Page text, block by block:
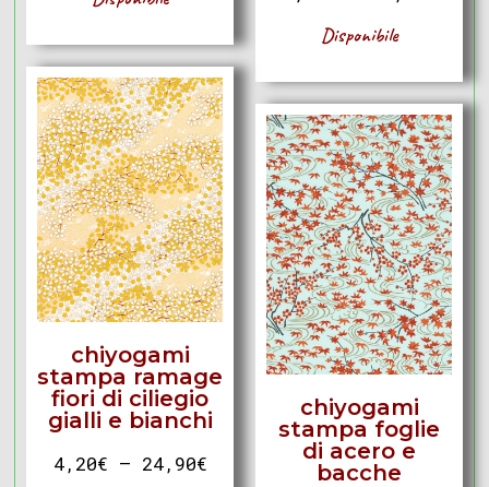
Disponibile
chiyogami
stampa ramage
fiori di ciliegio
gialli e bianchi
4,20€ – 24,90€
chiyogami
stampa foglie
di acero e
bacche